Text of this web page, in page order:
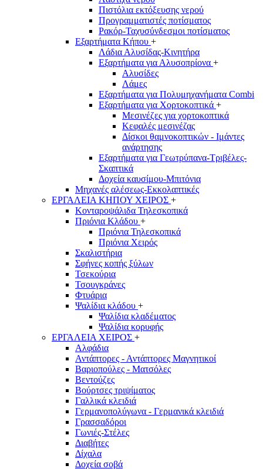
Πιστόλια εκτόξευσης νερού
Προγραμματιστές ποτίσματος
Ρακόρ-Ταχυσύνδεσμοι ποτίσματος
Εξαρτήματα Κήπου +
Λάδια Αλυσίδας-Κινητήρα
Εξαρτήματα για Αλυσοπρίονα +
Αλυσίδες
Λάμες
Εξαρτήματα για Πολυμηχανήματα Combi
Εξαρτήματα για Χορτοκοπτικά +
Μεσινέζες για χορτοκοπτικά
Κεφαλές μεσινέζας
Δίσκοι θαμνοκοπτικών - Ιμάντες
ανάρτησης
Εξαρτήματα για Γεωτρύπανα-Τριβέλες-
Σκαπτικά
Δοχεία καυσίμου-Μπιτόνια
Μηχανές αλέσεως-Εκκολαπτικές
ΕΡΓΑΛΕΙΑ ΚΗΠΟΥ ΧΕΙΡΟΣ +
Κονταροψάλιδα Τηλεσκοπικά
Πριόνια Κλάδου +
Πριόνια Τηλεσκοπικά
Πριόνια Χειρός
Σκαλιστήρια
Σφήνες κοπής ξύλων
Τσεκούρια
Τσουγκράνες
Φτυάρια
Ψαλίδια κλάδου +
Ψαλίδια κλαδέματος
Ψαλίδια κορυφής
ΕΡΓΑΛΕΙΑ ΧΕΙΡΟΣ +
Αλφάδια
Αντάπτορες - Αντάπτορες Μαγνητικοί
Βαριοπούλες - Ματσόλες
Βεντούζες
Βούρτσες τριψίματος
Γαλλικά κλειδιά
Γερμανοπολύγωνα - Γερμανικά κλειδιά
Γρασσαδόροι
Γωνιές-Στέλες
Διαβήτες
Δίχαλα
Δοχεία σοβά